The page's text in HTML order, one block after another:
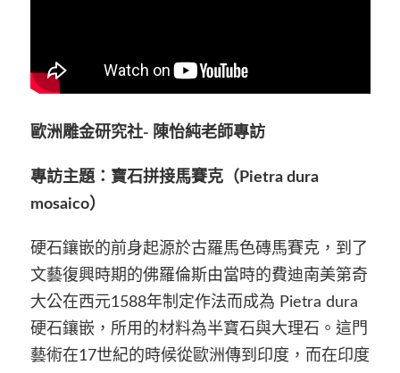
歐洲雕金研究社- 陳怡純老師專訪
專訪主題：寶石拼接馬賽克（Pietra dura
mosaico）
硬石鑲嵌的前身起源於古羅馬色磚馬賽克，到了
文藝復興時期的佛羅倫斯由當時的費迪南美第奇
大公在西元1588年制定作法而成為 Pietra dura
硬石鑲嵌，所用的材料為半寶石與大理石。這門
藝術在17世紀的時候從歐洲傳到印度，而在印度